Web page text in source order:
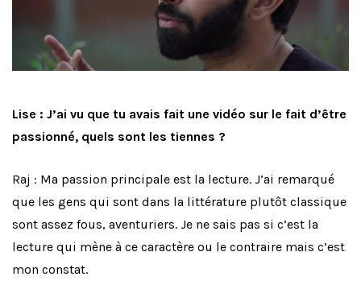
Lise : J’ai vu que tu avais fait une vidéo sur le fait d’être
passionné, quels sont les tiennes ?
Raj : Ma passion principale est la lecture. J’ai remarqué
que les gens qui sont dans la littérature plutôt classique
sont assez fous, aventuriers. Je ne sais pas si c’est la
lecture qui mène à ce caractère ou le contraire mais c’est
mon constat.